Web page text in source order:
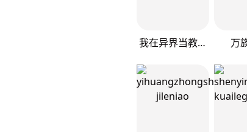
我在异界当教父 万